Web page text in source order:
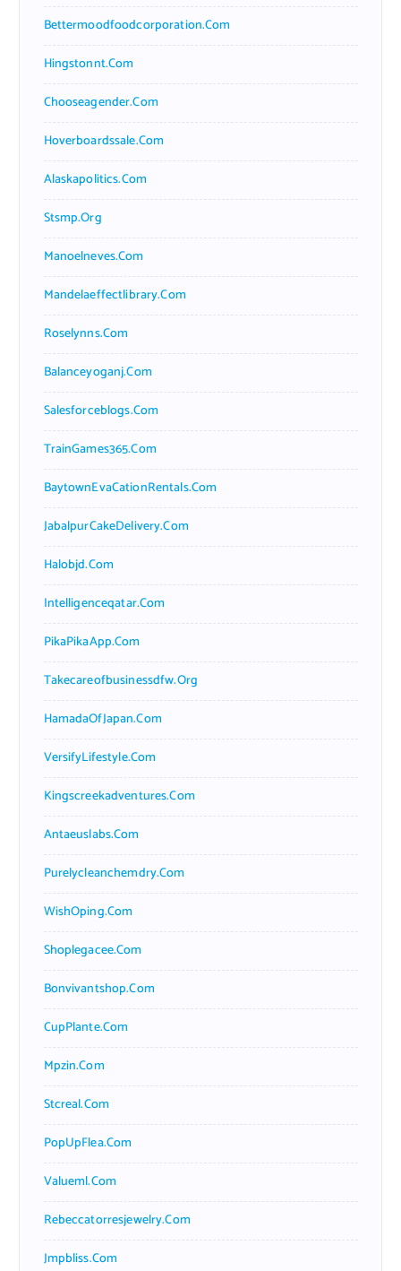
Bettermoodfoodcorporation.com
Hingstonnt.com
Chooseagender.com
Hoverboardssale.com
Alaskapolitics.com
Stsmp.org
Manoelneves.com
Mandelaeffectlibrary.com
Roselynns.com
Balanceyoganj.com
Salesforceblogs.com
TrainGames365.com
BaytownEvaCationRentals.com
JabalpurCakeDelivery.com
Halobjd.com
Intelligenceqatar.com
PikaPikaApp.com
Takecareofbusinessdfw.org
HamadaOfJapan.com
VersifyLifestyle.com
Kingscreekadventures.com
Antaeuslabs.com
Purelycleanchemdry.com
WishOping.com
Shoplegacee.com
Bonvivantshop.com
CupPlante.com
Mpzin.com
Stcreal.com
PopUpFlea.com
Valueml.com
Rebeccatorresjewelry.com
Jmpbliss.com